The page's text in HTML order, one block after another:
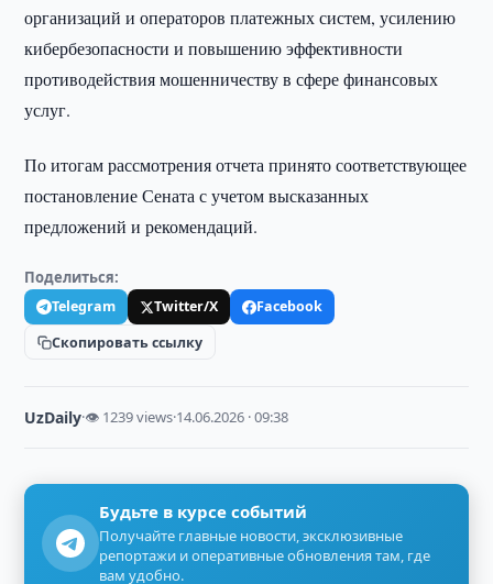
организаций и операторов платежных систем, усилению
кибербезопасности и повышению эффективности
противодействия мошенничеству в сфере финансовых
услуг.
По итогам рассмотрения отчета принято соответствующее
постановление Сената с учетом высказанных
предложений и рекомендаций.
Поделиться:
Telegram Twitter/X
Facebook
Скопировать ссылку
UzDaily·👁 1239 views·14.06.2026 · 09:38
Будьте в курсе событий
Получайте главные новости, эксклюзивные
репортажи и оперативные обновления там, где
вам удобно.